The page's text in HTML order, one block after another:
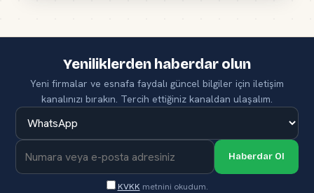
Yeniliklerden haberdar olun
Yeni firmalar ve esnafa faydalı güncel bilgiler için iletişim
kanalınızı bırakın. Tercih ettiğiniz kanaldan ulaşalım.
Haberdar Ol
KVKK metnini okudum.